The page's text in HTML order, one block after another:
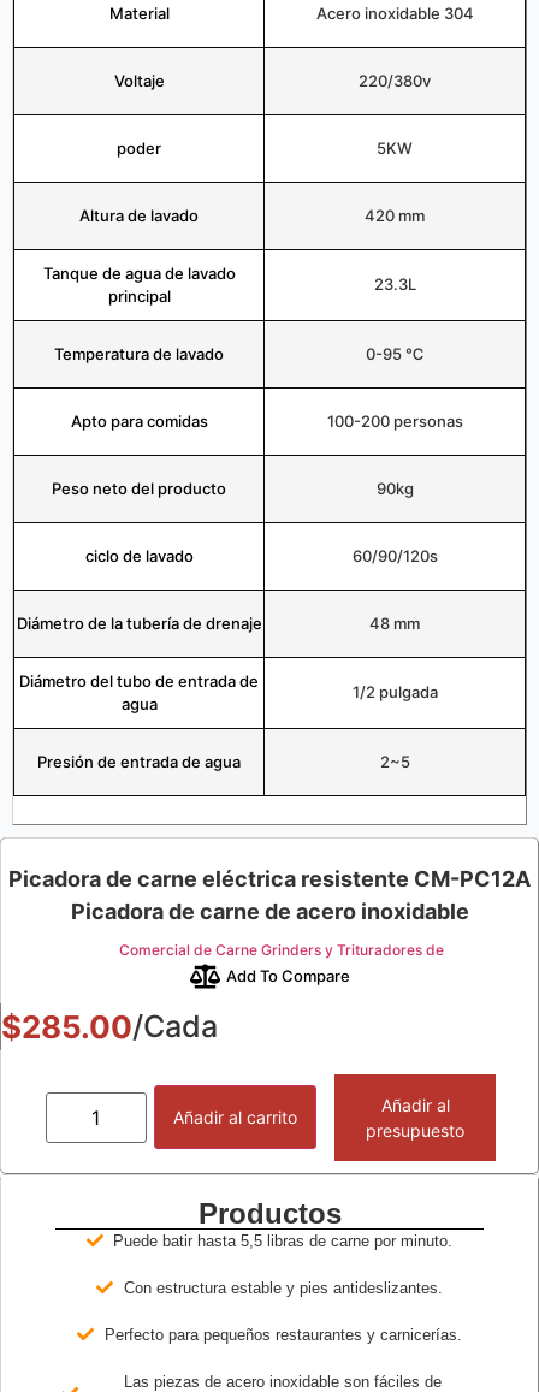
Material Acero inoxidable 304
Voltaje 220/380v
poder 5KW
Altura de lavado 420 mm
Tanque de agua de lavado
principal
23.3L
Temperatura de lavado 0-95 ℃
Apto para comidas 100-200 personas
Peso neto del producto 90kg
ciclo de lavado 60/90/120s
Diámetro de la tubería de drenaje 48 mm
Diámetro del tubo de entrada de
agua
1/2 pulgada
Presión de entrada de agua 2~5
Picadora de carne eléctrica resistente CM-PC12A
Picadora de carne de acero inoxidable
Comercial de Carne Grinders y Trituradores de
Add To Compare
$285.00/Cada
Añadir al carrito
Añadir al
presupuesto
Productos
Puede batir hasta 5,5 libras de carne por minuto.
Con estructura estable y pies antideslizantes.
Perfecto para pequeños restaurantes y carnicerías.
Las piezas de acero inoxidable son fáciles de